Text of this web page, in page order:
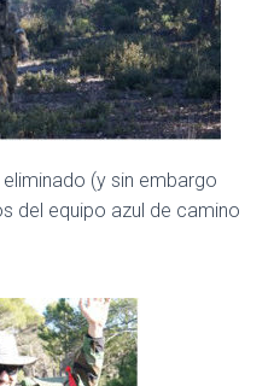
(y sin embargo
del equipo azul de camino